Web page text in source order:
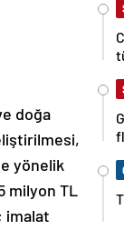
doğa
yönelik
milyon TL
imalat